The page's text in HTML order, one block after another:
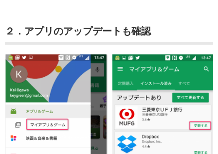
２．アプリのアップデートも確認